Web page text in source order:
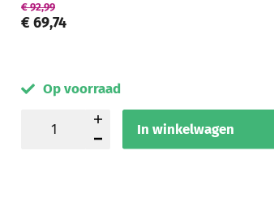
€ 69,74
€ 92,99
Op voorraad
In winkelwagen